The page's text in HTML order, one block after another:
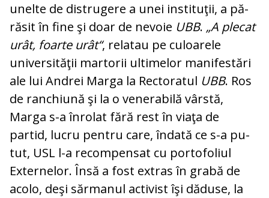
unelte de dis­trugere a unei instituţii, a pă­
răsit în fine şi doar de nevoie UBB. „A plecat
urât, foarte urât“, re­la­tau pe culoarele
universităţii mar­­torii ultimelor manifestări
ale lui Andrei Marga la Rectoratul UBB. Ros
de ranchiună şi la o ve­ne­ra­bilă vârstă,
Marga s-a înrolat fă­ră rest în viaţa de
partid, lucru pentru care, îndată ce s-a pu­
tut, USL l-a recompensat cu por­tofoliul
Externelor. Însă a fost extras în grabă de
acolo, deşi săr­manul activist îşi dăduse, la